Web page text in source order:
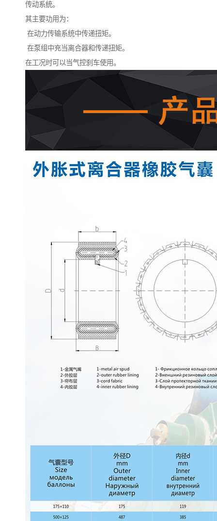
传动系统。
其主要功用为：
在动力传输系统中传递扭矩。
在泵组中充当离合器和传递扭矩。
在工况时可以当气控刹车使用。